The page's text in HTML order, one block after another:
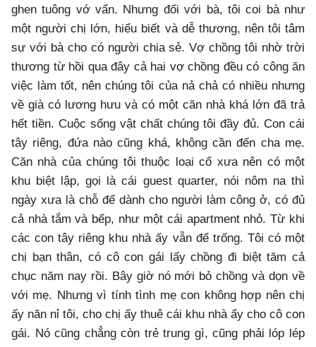
ghen tuông vớ vẩn. Nhưng đối với bà, tôi coi bà như
một người chị lớn, hiểu biết và dễ thương, nên tôi tâm
sự với bà cho có người chia sẻ. Vợ chồng tôi nhờ trời
thương từ hồi qua đây cả hai vợ chồng đều có công ăn
việc làm tốt, nên chúng tôi của nả chả có nhiều nhưng
về già có lương hưu và có một căn nhà khá lớn đã trả
hết tiền. Cuộc sống vật chất chúng tôi đầy đủ. Con cái
tây riêng, đứa nào cũng khá, không cần đến cha mẹ.
Căn nhà của chúng tôi thuộc loại cổ xưa nên có một
khu biệt lập, gọi là cái guest quarter, nói nôm na thì
ngày xưa là chỗ để dành cho người làm công ở, có đủ
cả nhà tắm và bếp, như một cái apartment nhỏ. Từ khi
các con tây riêng khu nhà ấy vẫn để trống. Tôi có một
chị bạn thân, có cô con gái lấy chồng đi biệt tăm cả
chục năm nay rồi. Bây giờ nó mới bỏ chồng và dọn về
với mẹ. Nhưng vì tính tình mẹ con không hợp nên chị
ấy năn nỉ tôi, cho chị ấy thuê cái khu nhà ấy cho cô con
gái. Nó cũng chẳng còn trẻ trung gì, cũng phải lóp lép